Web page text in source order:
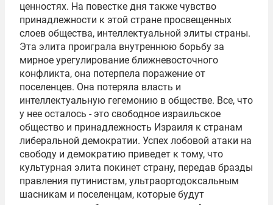
ценностях. На повестке дня также чувство
принадлежности к этой стране просвещенных
слоев общества, интеллектуальной элиты страны.
Эта элита проиграла внутреннюю борьбу за
мирное урегулирование ближневосточного
конфликта, она потерпела поражение от
поселенцев. Она потеряла власть и
интеллектуальную гегемонию в обществе. Все, что
у нее осталось - это свободное израильское
общество и принадлежность Израиля к странам
либеральной демократии. Успех лобовой атаки на
свободу и демократию приведет к тому, что
культурная элита покинет страну, передав бразды
правления путинистам, ультраортодоксальным
шасникам и поселенцам, которые будут